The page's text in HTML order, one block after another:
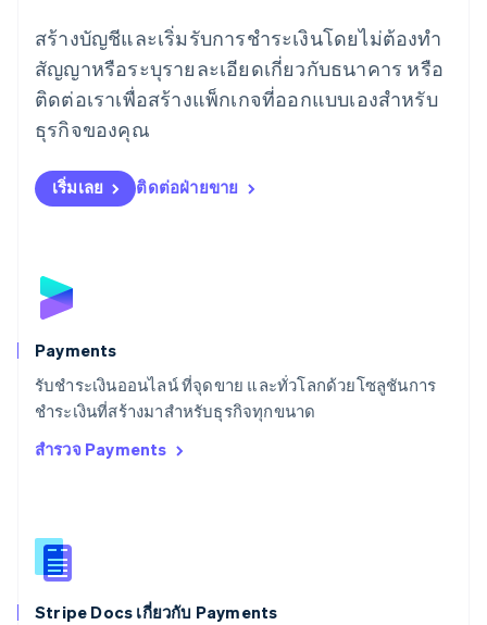
สร้างบัญชีและเริ่มรับการชำระเงินโดยไม่ต้องทำ
สัญญาหรือระบุรายละเอียดเกี่ยวกับธนาคาร หรือ
ติดต่อเราเพื่อสร้างแพ็กเกจที่ออกแบบเองสำหรับ
ธุรกิจของคุณ
เริ่มเลย ติดต่อฝ่ายขาย
Payments
รับชำระเงินออนไลน์ ที่จุดขาย และทั่วโลกด้วยโซลูชันการ
ชำระเงินที่สร้างมาสำหรับธุรกิจทุกขนาด
สำรวจ Payments
Stripe Docs เกี่ยวกับ Payments
English
ลิกเตนสไตน์
DeutschEnglish
ลิทัวเนีย
English
สเปน
สโลวาเกีย
English
Deutsch
สวีเดน
สหรัฐอเมริกา
English Español简体中文
สหรัฐอาหรับเอมิเรตส์
สหราชอาณาจักร
สิงคโปร์
English
ออสเตรเลีย
English